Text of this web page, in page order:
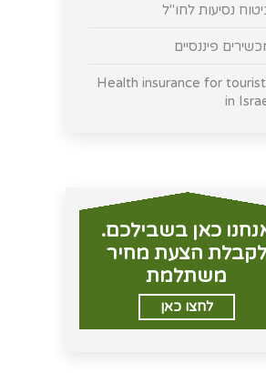
נסיעות לחו"ל
פיננסיים
Health insurance for
in
כאן בשבילכם.
לקבלת הצעת מחיר
משתלמת
לחצו כאן